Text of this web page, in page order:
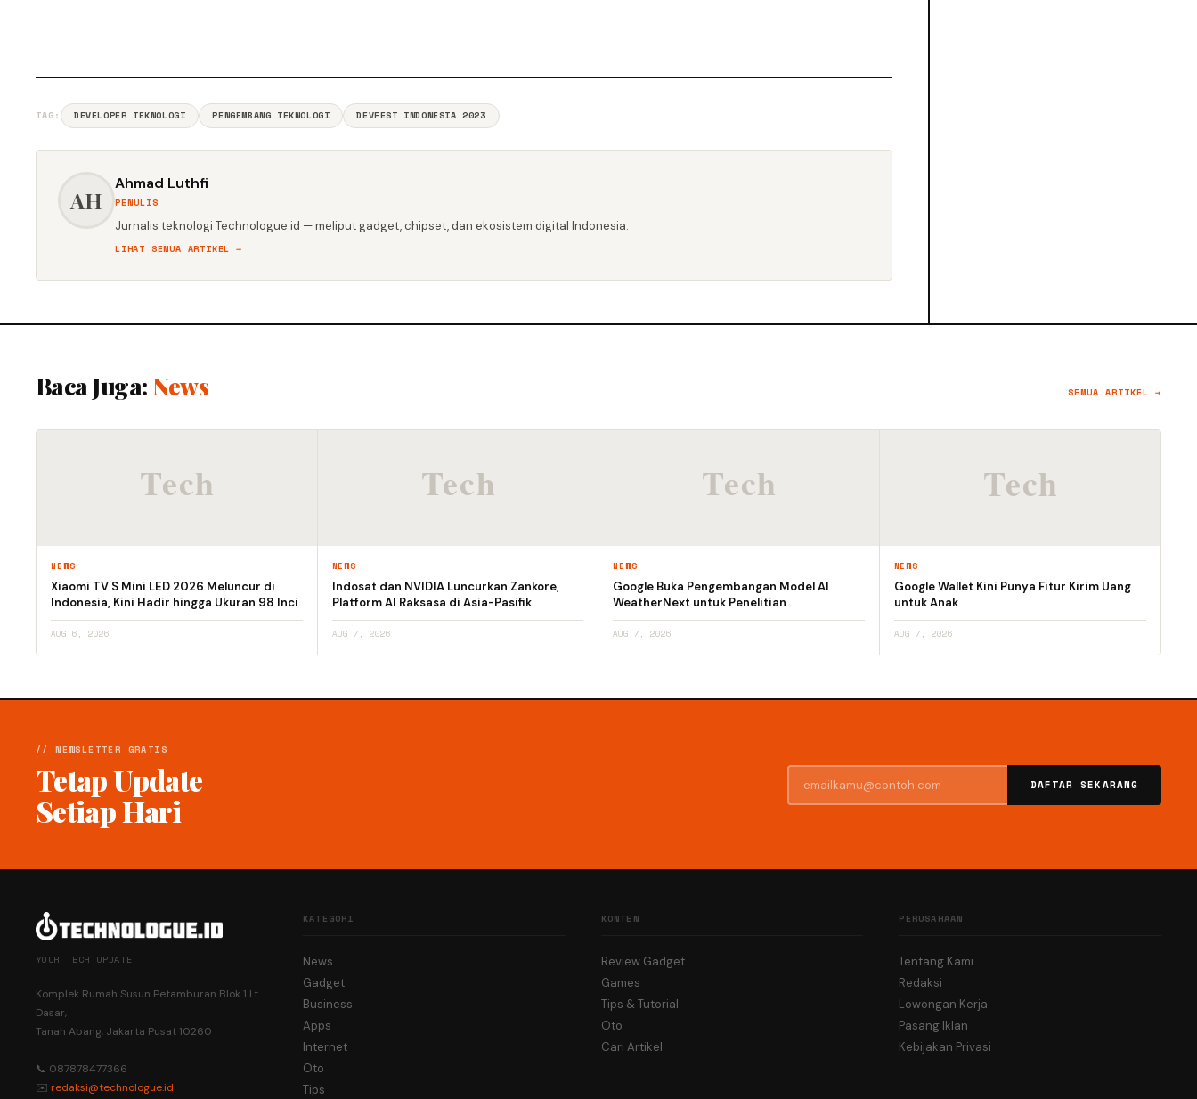
TAG: DEVELOPER TEKNOLOGI PENGEMBANG TEKNOLOGI DEVFEST INDONESIA 2023
AH
Ahmad Luthfi
PENULIS
Jurnalis teknologi Technologue.id — meliput gadget, chipset, dan ekosistem digital Indonesia.
LIHAT SEMUA ARTIKEL →
Baca Juga: News SEMUA ARTIKEL →
NEWS
Xiaomi TV S Mini LED 2026 Meluncur di
Indonesia, Kini Hadir hingga Ukuran 98 Inci
AUG 6, 2026
NEWS
Indosat dan NVIDIA Luncurkan Zankore,
Platform AI Raksasa di Asia-Pasifik
AUG 7, 2026
NEWS
Google Buka Pengembangan Model AI
WeatherNext untuk Penelitian
AUG 7, 2026
NEWS
Google Wallet Kini Punya Fitur Kirim Uang
untuk Anak
AUG 7, 2026
// NEWSLETTER GRATIS
Tetap Update
Setiap Hari
DAFTAR SEKARANG
YOUR TECH UPDATE
Komplek Rumah Susun Petamburan Blok 1 Lt.
Dasar,
Tanah Abang, Jakarta Pusat 10260
📞 087878477366
✉️ redaksi@technologue.id
KATEGORI
News
Gadget
Business
Apps
Internet
Oto
Tips
KONTEN
Review Gadget
Games
Tips & Tutorial
Oto
Cari Artikel
PERUSAHAAN
Tentang Kami
Redaksi
Lowongan Kerja
Pasang Iklan
Kebijakan Privasi